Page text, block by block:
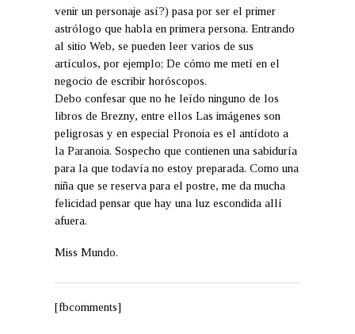
venir un personaje así?) pasa por ser el primer
astrólogo que habla en primera persona. Entrando
al sitio Web, se pueden leer varios de sus
artículos, por ejemplo; De cómo me metí en el
negocio de escribir horóscopos.
Debo confesar que no he leído ninguno de los
libros de Brezny, entre ellos Las imágenes son
peligrosas y en especial Pronoia es el antídoto a
la Paranoia. Sospecho que contienen una sabiduría
para la que todavía no estoy preparada. Como una
niña que se reserva para el postre, me da mucha
felicidad pensar que hay una luz escondida allí
afuera.
Miss Mundo.
[fbcomments]